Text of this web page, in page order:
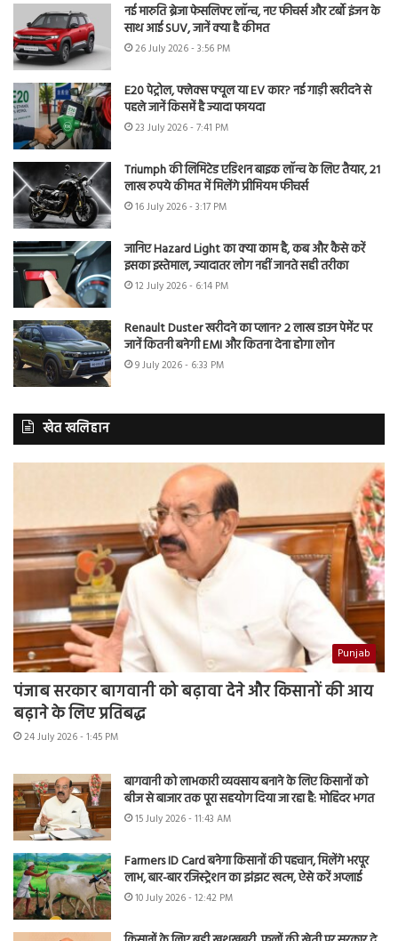
नई मारुति ब्रेजा फेसलिफ्ट लॉन्च, नए फीचर्स और टर्बो इंजन के
साथ आई SUV, जानें क्या है कीमत
26 July 2026 - 3:56 PM
E20 पेट्रोल, फ्लेक्स फ्यूल या EV कार? नई गाड़ी खरीदने से
पहले जानें किसमें है ज्यादा फायदा
23 July 2026 - 7:41 PM
Triumph की लिमिटेड एडिशन बाइक लॉन्च के लिए तैयार, 21
लाख रुपये कीमत में मिलेंगे प्रीमियम फीचर्स
16 July 2026 - 3:17 PM
जानिए Hazard Light का क्या काम है, कब और कैसे करें
इसका इस्तेमाल, ज्यादातर लोग नहीं जानते सही तरीका
12 July 2026 - 6:14 PM
Renault Duster खरीदने का प्लान? 2 लाख डाउन पेमेंट पर
जानें कितनी बनेगी EMI और कितना देना होगा लोन
9 July 2026 - 6:33 PM
खेत खलिहान
Punjab
पंजाब सरकार बागवानी को बढ़ावा देने और किसानों की आय
बढ़ाने के लिए प्रतिबद्ध
24 July 2026 - 1:45 PM
बागवानी को लाभकारी व्यवसाय बनाने के लिए किसानों को
बीज से बाजार तक पूरा सहयोग दिया जा रहा है: मोहिंदर भगत
15 July 2026 - 11:43 AM
Farmers ID Card बनेगा किसानों की पहचान, मिलेंगे भरपूर
लाभ, बार-बार रजिस्ट्रेशन का झंझट खत्म, ऐसे करें अप्लाई
10 July 2026 - 12:42 PM